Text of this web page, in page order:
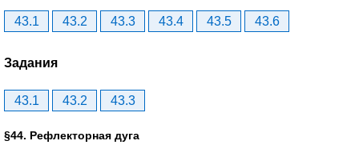
43.1 43.2 43.3 43.4 43.5 43.6
Задания
43.1 43.2 43.3
§44. Рефлекторная дуга